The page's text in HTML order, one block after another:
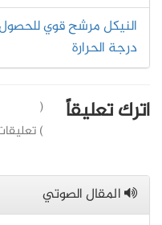
النيكل مرشح قوي
درجة الحرارة
اترك تعليقاً
(
)
المقال الصوتي